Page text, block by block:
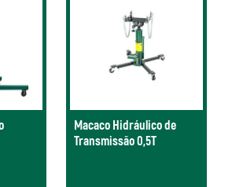
Macaco Hidráulico de
Transmissão 0,5T